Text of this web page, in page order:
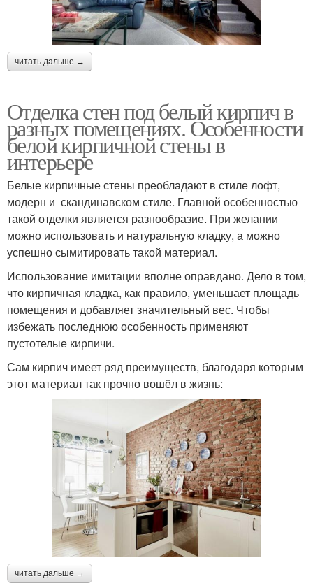
читать дальше →
Отделка стен под белый кирпич в
разных помещениях. Особенности
белой кирпичной стены в
интерьере
Белые кирпичные стены преобладают в стиле лофт,
модерн и скандинавском стиле. Главной особенностью
такой отделки является разнообразие. При желании
можно использовать и натуральную кладку, а можно
успешно сымитировать такой материал.
Использование имитации вполне оправдано. Дело в том,
что кирпичная кладка, как правило, уменьшает площадь
помещения и добавляет значительный вес. Чтобы
избежать последнюю особенность применяют
пустотелые кирпичи.
Сам кирпич имеет ряд преимуществ, благодаря которым
этот материал так прочно вошёл в жизнь:
читать дальше →